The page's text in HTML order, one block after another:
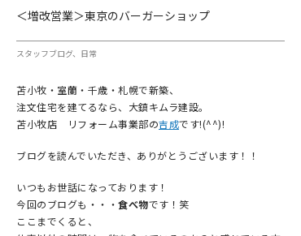
＜増改営業＞東京のバーガーショップ
スタッフブログ 日常
苫小牧・室蘭・千歳・札幌で新築、
注文住宅を建てるなら、大鎮キムラ建設。
苫小牧店 リフォーム事業部の吉成です!(^^)!
ブログを読んでいただき、ありがとうございます！！
いつもお世話になっております！
今回のブログも・・・ 食べ物です！笑
ここまでくると、